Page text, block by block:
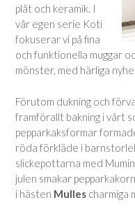
plåt och keramik. I
vår egen serie Koti
fokuserar vi på fina
och funktionella muggar
mönster, med härliga
Förutom dukning och
framförallt bakning i vårt
pepparkaksformar
röda förkläde i
slickepottarna med
julen smakar
i hästen Mulles charmiga